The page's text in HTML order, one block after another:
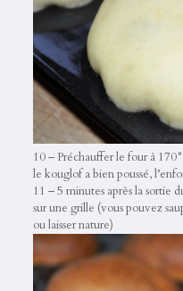
10 – Préchauffer le four à
le kouglof a bien poussé,
11 – 5 minutes après la sortie
sur une grille (vous pouvez
ou laisser nature)